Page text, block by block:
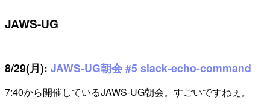
JAWS-UG
8/29(月): JAWS-UG朝会 #5 slack-echo-command
7:40から開催しているJAWS-UG朝会。すごいですねぇ。